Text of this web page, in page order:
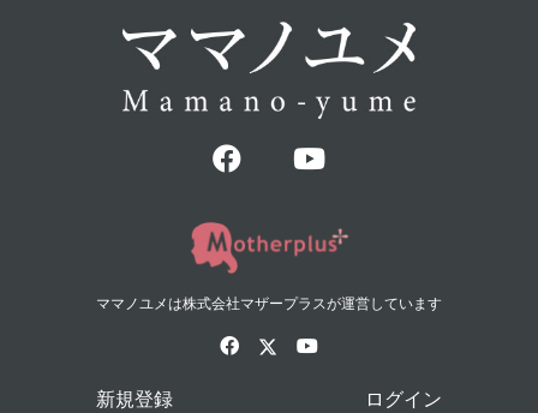
ママノユメは株式会社マザープラスが運営しています
新規登録 ログイン